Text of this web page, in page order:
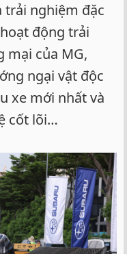
trải nghiệm đặc
hoạt động trải
mại của MG,
ngại vật độc
xe mới nhất và
cốt lõi…